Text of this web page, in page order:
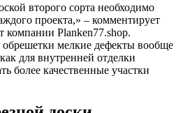
второго сорта необходимо
проекта,» – комментирует
компании Planken77.shop.
мелкие дефекты вообще
для внутренней отделки
более качественные участки